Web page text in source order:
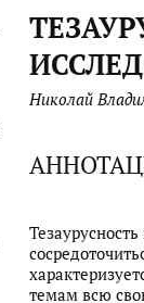
Николай
темам всю